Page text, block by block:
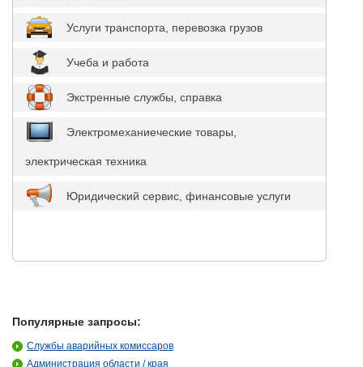
Услуги транспорта, перевозка грузов
Учеба и работа
Экстренные службы, справка
Электромеханиеческие товары,
электрическая техника
Юридический сервис, финансовые услуги
Популярные запросы:
Службы аварийных комиссаров
Администрация области / края